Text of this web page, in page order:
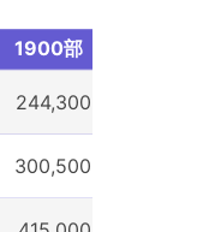
1900部
244,300
300,500